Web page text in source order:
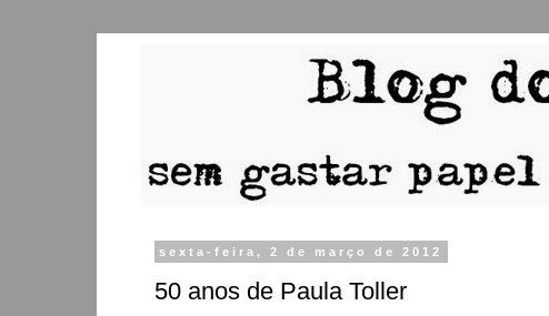
sexta-feira, 2 de março de 2012
50 anos de Paula Toller